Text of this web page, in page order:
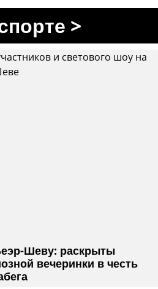
>
Шеву: раскрыты
вечеринки в честь